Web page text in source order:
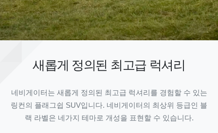
새롭게 정의된 최고급 럭셔리
네비게이터는 새롭게 정의된 최고급 럭셔리를 경험할 수 있는
링컨의 플래그쉽 SUV입니다. 네비게이터의 최상위 등급인 블
랙 라벨은 네가지 테마로 개성을 표현할 수 있습니다.